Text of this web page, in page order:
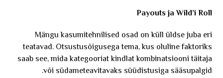
Payouts ja Wild’i Roll
Mängu kasumitehnilised osad on küll üldse juba eri
teatavad. Otsustusõigusega tema, kus oluline faktoriks
saab see, mida kategooriat kindlat kombinatsiooni täitaja
või südameteavitavaks süüdistusiga sääsupalgid.